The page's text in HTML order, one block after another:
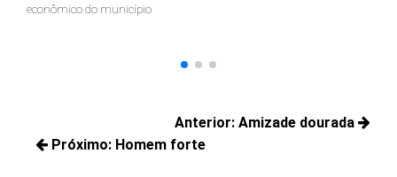
econômico do município
de
Anterior: Amizade dourada
Próximo: Homem forte